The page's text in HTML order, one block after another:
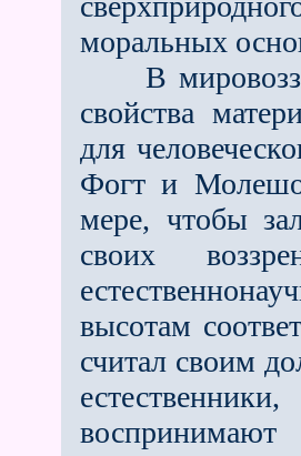
моральных
В
свойства
для
Фогт и
мере, чтобы
своих
высотам
считал своим